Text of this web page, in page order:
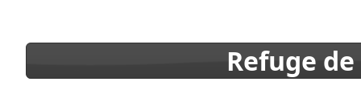
Refuge